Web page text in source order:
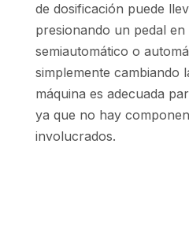
de dosificación puede
presionando un pedal en
semiautomático o
simplemente cambiando
máquina es adecuada
ya que no hay
involucrados.